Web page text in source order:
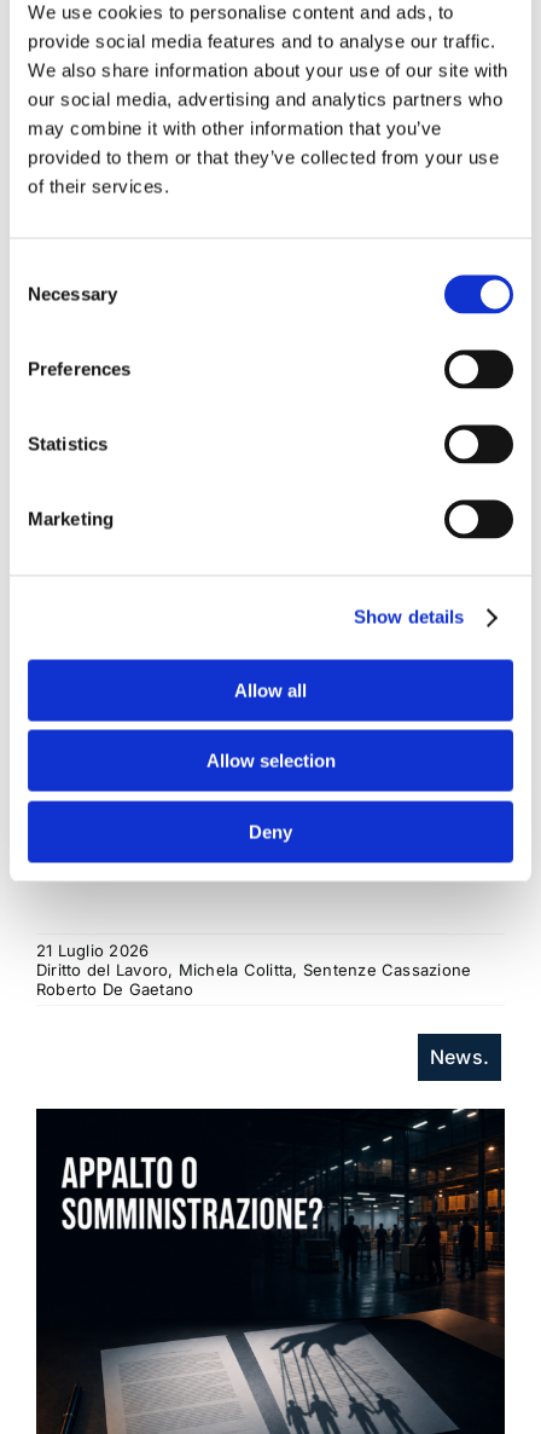
We use cookies to personalise content and ads, to
provide social media features and to analyse our traffic.
We also share information about your use of our site with
our social media, advertising and analytics partners who
may combine it with other information that you’ve
provided to them or that they’ve collected from your use
of their services.
Selection
Necessary
Preferences
Statistics
Marketing
Show details
Allow all
Allow selection
Deny
rapporti tra surrogazione legale e
La sentenza n. 16835 del 29 maggio 2026 della
Corte di Cassazione offre l'occasione per tornare
su un tema di grande rilievo teorico e pratico
nell'ambito delle obbligazioni solidali passive: il
21 Luglio 2026
Diritto del Lavoro, Michela Colitta, Sentenze Cassazione
Roberto De Gaetano
News.